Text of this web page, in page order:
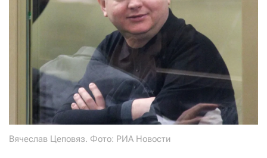
Вячеслав Цеповяз. Фото: РИА Новости